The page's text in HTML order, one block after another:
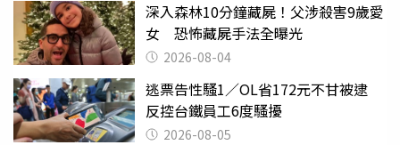
深入森林10分鐘藏屍！父涉殺害9歲愛
女 恐怖藏屍手法全曝光
2026-08-04
逃票告性騷1／OL省172元不甘被逮
反控台鐵員工6度騷擾
2026-08-05